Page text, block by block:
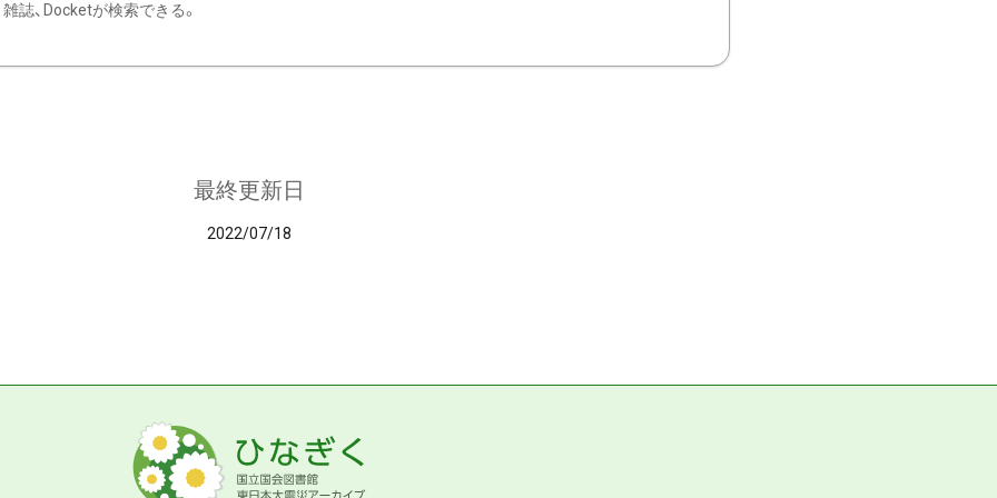
雑誌、Docketが検索できる。
最終更新日
2022/07/18